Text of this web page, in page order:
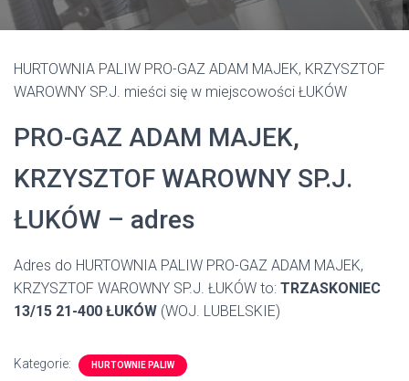
HURTOWNIA PALIW PRO-GAZ ADAM MAJEK, KRZYSZTOF
WAROWNY SP.J. mieści się w miejscowości ŁUKÓW
PRO-GAZ ADAM MAJEK,
KRZYSZTOF WAROWNY SP.J.
ŁUKÓW – adres
Adres do HURTOWNIA PALIW PRO-GAZ ADAM MAJEK,
KRZYSZTOF WAROWNY SP.J. ŁUKÓW to: TRZASKONIEC
13/15 21-400 ŁUKÓW (WOJ. LUBELSKIE)
Kategorie: HURTOWNIE PALIW